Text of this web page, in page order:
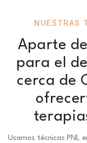
NUESTRAS
Aparte
para el
cerca de
Usamos técnicas PNL